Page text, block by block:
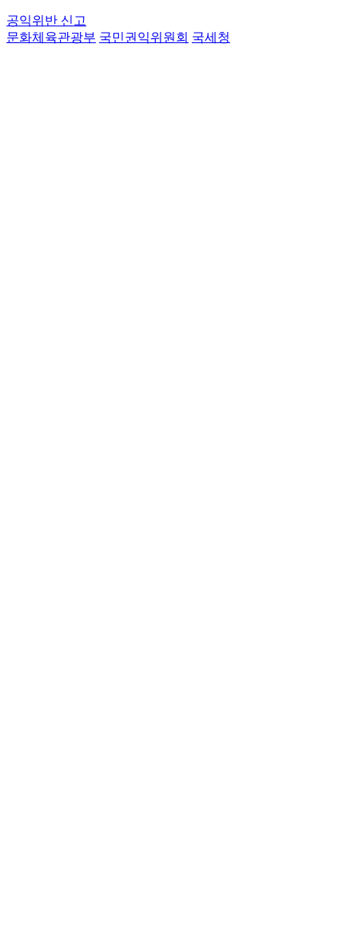
공익위반 신고
문화체육관광부 국민권익위원회 국세청